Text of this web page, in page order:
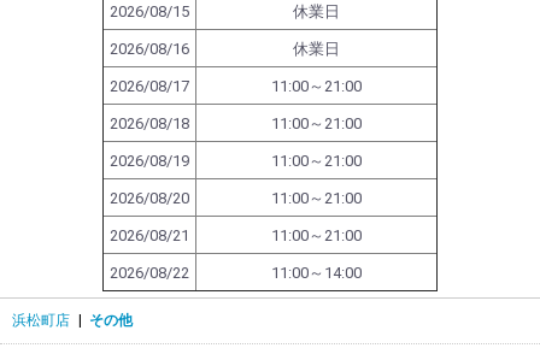
2026/08/15 休業日
2026/08/16 休業日
2026/08/17 11:00～21:00
2026/08/18 11:00～21:00
2026/08/19 11:00～21:00
2026/08/20 11:00～21:00
2026/08/21 11:00～21:00
2026/08/22 11:00～14:00
浜松町店 その他